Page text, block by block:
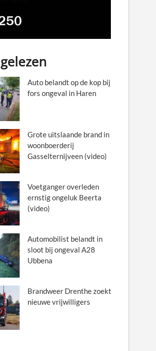
Auto belandt op de kop bij
fors ongeval in Haren
Grote uitslaande brand in
woonboerderij
Gasselternijveen (video)
Voetganger overleden
ernstig ongeluk Beerta
(video)
Automobilist belandt in
sloot bij ongeval A28
Ubbena
Brandweer Drenthe zoekt
nieuwe vrijwilligers